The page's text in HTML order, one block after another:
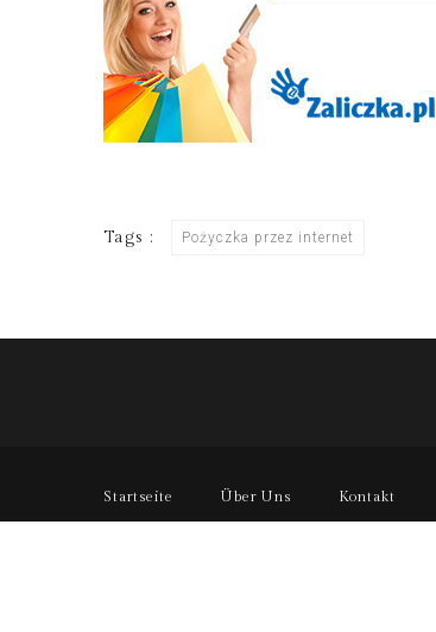
Tags : Pożyczka przez internet
Startseite Über Uns Kontakt